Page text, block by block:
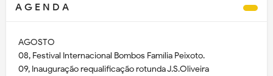
A G E N D A
AGOSTO
08, Festival Internacional Bombos Família Peixoto.
09, Inauguração requalificação rotunda J.S.Oliveira